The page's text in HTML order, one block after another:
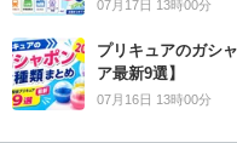
07月17日 13時00分
プリキュアのガシ
ア最新9選】
07月16日 13時00分